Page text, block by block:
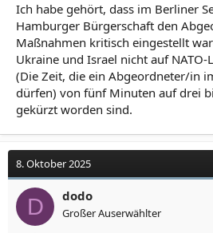
Ich habe gehört, dass im Berliner
Hamburger Bürgerschaft den
Maßnahmen kritisch eingestellt
Ukraine und Israel nicht auf NATO-
(Die Zeit, die ein Abgeordneter/in
dürfen) von fünf Minuten auf drei
gekürzt worden sind.
8. Oktober 2025
D dodo
Großer Auserwählter